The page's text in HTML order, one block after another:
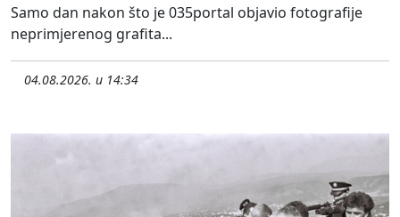
Samo dan nakon što je 035portal objavio fotografije
neprimjerenog grafita...
04.08.2026. u 14:34